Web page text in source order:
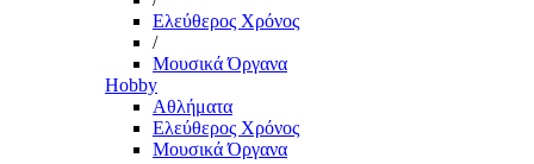
Ελεύθερος Χρόνος
/
Μουσικά Όργανα
Hobby
Αθλήματα
Ελεύθερος Χρόνος
Μουσικά Όργανα